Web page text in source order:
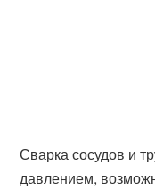
Сварка сосудов и
давлением,